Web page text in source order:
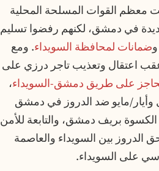
معظم القوات المسلحة المحلية
في دمشق، لكنهم رفضوا تسليم
ضمانات لمحافظة السويداء. ومع
حرب منذ 13 تموز/يوليو، عقب اعتقال وتعذيب تاجر درزي على
على طريق دمشق-السويداء،
مايو ضد الدروز في دمشق
بريف دمشق، والتابعة للأمن
الدروز بين السويداء والعاصمة
على السويداء.